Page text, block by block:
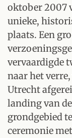
oktober 2007
unieke,
plaats. Een
vervaardigde
naar het
Utrecht
landing van
grondgebied
ceremonie